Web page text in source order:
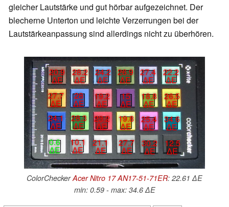
gleicher Lautstärke und gut hörbar aufgezeichnet. Der
blecherne Unterton und leichte Verzerrungen bei der
Lautstärkeanpassung sind allerdings nicht zu überhören.
20.9
∆E
28.2
∆E
24.2
∆E
26.9
∆E
27.4
∆E
22.2
∆E
27.7
∆E
28
∆E
19.2
∆E
15
∆E
18.8
∆E
26.5
∆E
24.1
∆E
28.3
∆E
23.2
∆E
19.8
∆E
25.4
∆E
34.6
∆E
0.6
∆E
10.1
∆E
21.1
∆E
27.7
∆E
30.2
∆E
12.5
∆E
ColorCheckerAcer Nitro 17 AN17-51-71ER: 22.61 ∆E
min: 0.59 - max: 34.6 ∆E